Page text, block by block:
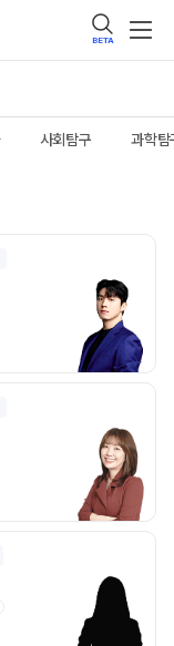
BETA
사회탐구 과학탐
준 선생님 홈 바로가기
선 선생님 홈 바로가기
장윤경 선생님 홈 바로